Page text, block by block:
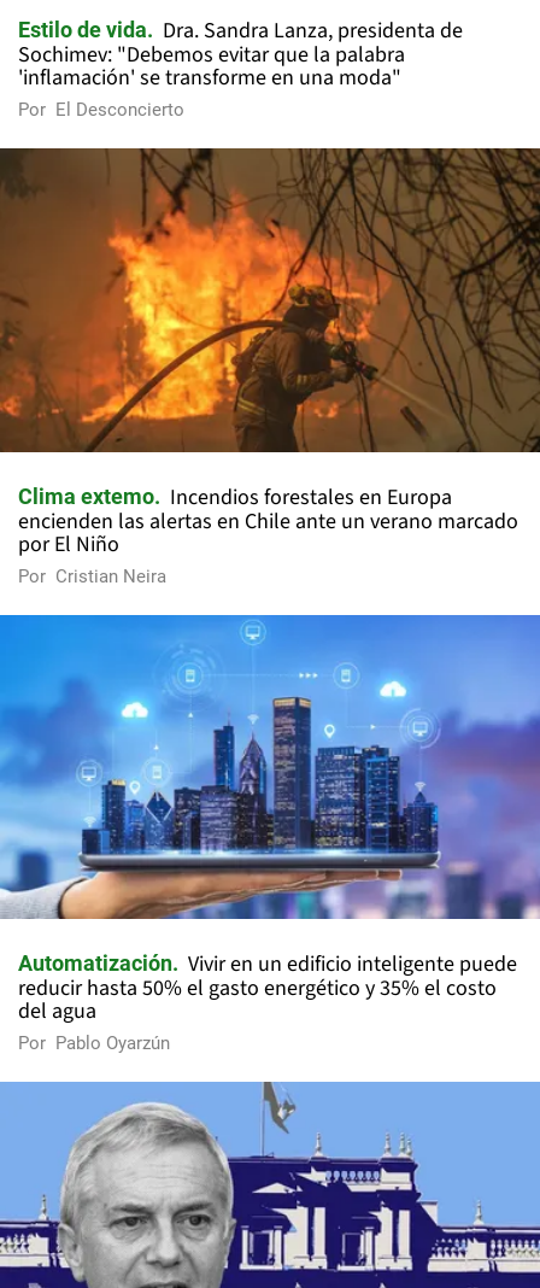
Estilo de vida
Dra. Sandra Lanza, presidenta de
Sochimev: "Debemos evitar que la palabra
'inflamación' se transforme en una moda"
Por El Desconcierto
Clima extemo
Incendios forestales en Europa
encienden las alertas en Chile ante un verano marcado
por El Niño
Por Cristian Neira
Automatización
Vivir en un edificio inteligente puede
reducir hasta 50% el gasto energético y 35% el costo
del agua
Por Pablo Oyarzún